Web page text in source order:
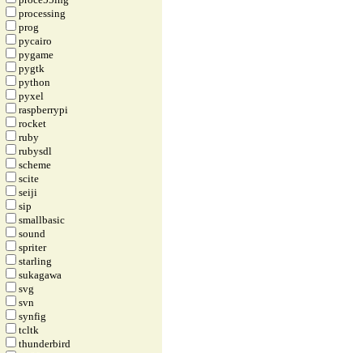
processing
prog
pycairo
pygame
pygtk
python
pyxel
raspberrypi
rocket
ruby
rubysdl
scheme
scite
seiji
sip
smallbasic
sound
spriter
starling
sukagawa
svg
svn
synfig
tcltk
thunderbird